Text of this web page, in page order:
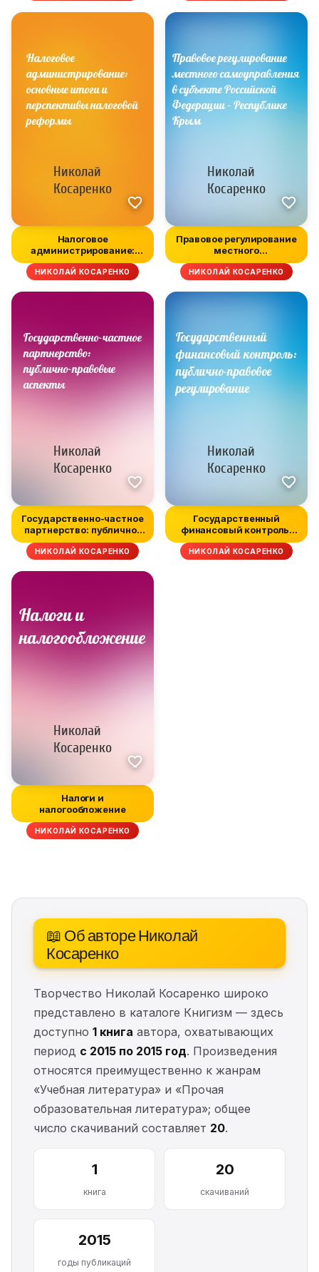
Налоговое
администрирование:
основные итоги и перс...
НИКОЛАЙ КОСАРЕНКО
Правовое регулирование
местного
самоуправления в с...
НИКОЛАЙ КОСАРЕНКО
Государственно-частное
партнерство: публично-
право...
НИКОЛАЙ КОСАРЕНКО
Государственный
финансовый контроль:
публично-прав...
НИКОЛАЙ КОСАРЕНКО
Налоги и
налогообложение
НИКОЛАЙ КОСАРЕНКО
📖 Об авторе Николай
Косаренко
Творчество Николай Косаренко широко
представлено в каталоге Книгизм — здесь
доступно 1 книга автора, охватывающих
период с 2015 по 2015 год. Произведения
относятся преимущественно к жанрам
«Учебная литература» и «Прочая
образовательная литература»; общее
число скачиваний составляет 20.
1
книга
20
скачиваний
2015
годы публикаций